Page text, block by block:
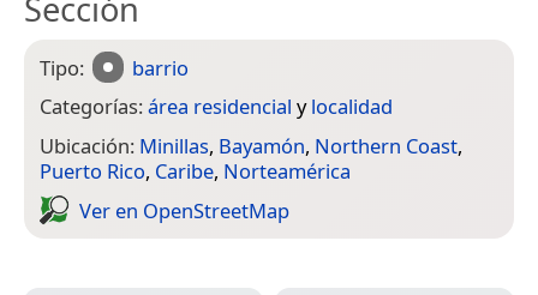
Tipo:
barrio
Categorías:área residencial ylocalidad
Ubicación: Minillas, Bayamón, Northern Coast,
Puerto Rico, Caribe, Norteamérica
Ver en Open­Street­Map